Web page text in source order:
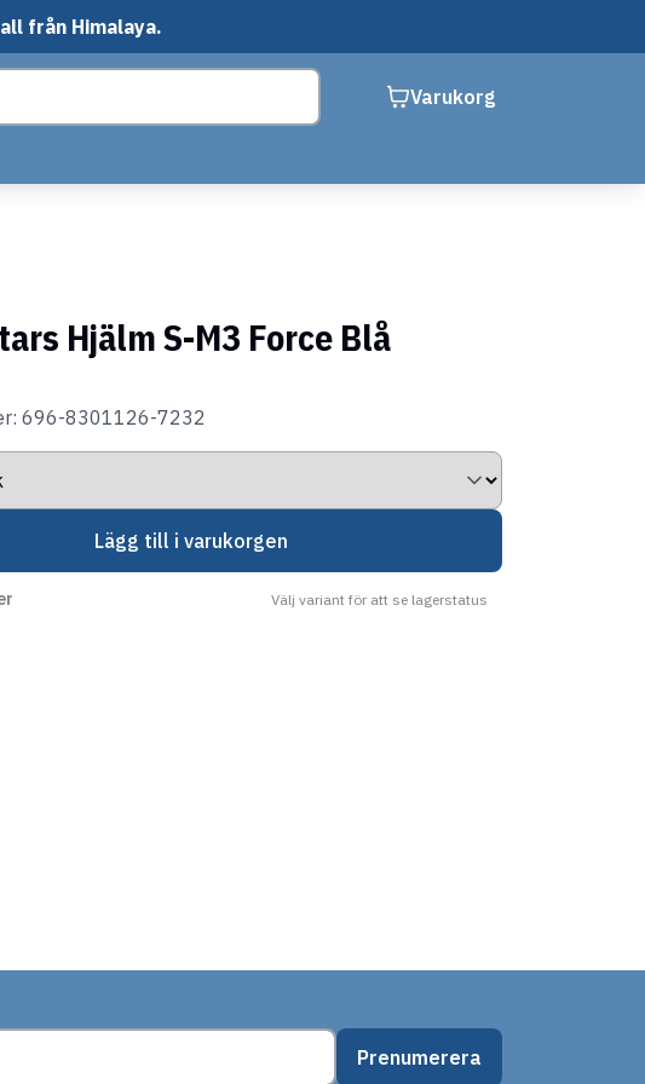
från Himalaya.
Varukorg
Hjälm S-M3 Force Blå
696-8301126-7232
Lägg till i varukorgen
Välj variant för att se lagerstatus
Prenumerera